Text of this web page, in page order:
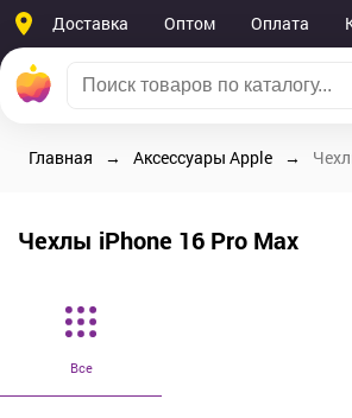
Доставка Оптом Оплата
Главная Аксессуары Apple
Чехлы iPhone 16 Pro Max
Все